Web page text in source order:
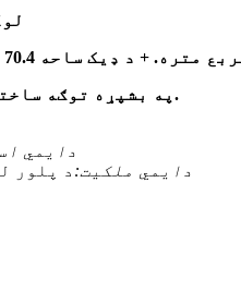
په بشپړه توګه ساختماني ساحه 251.4 مربع متره.
دايمي
دایمي ملکیت: د پلور